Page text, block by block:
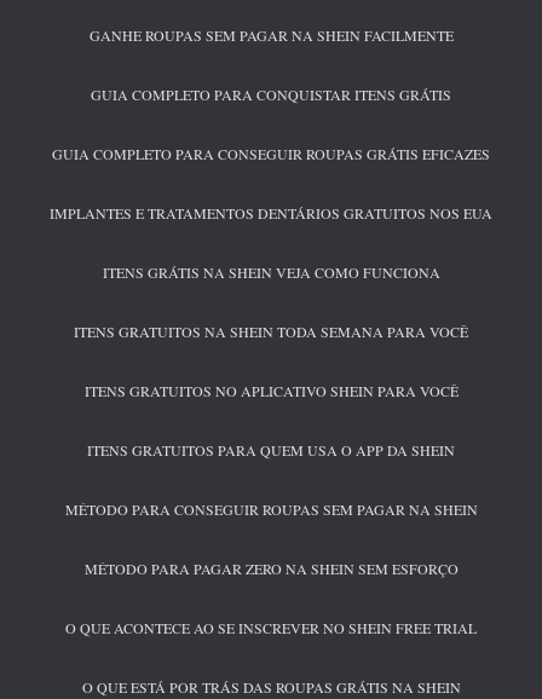
GANHE ROUPAS SEM PAGAR NA SHEIN FACILMENTE
GUIA COMPLETO PARA CONQUISTAR ITENS GRÁTIS
GUIA COMPLETO PARA CONSEGUIR ROUPAS GRÁTIS EFICAZES
IMPLANTES E TRATAMENTOS DENTÁRIOS GRATUITOS NOS EUA
ITENS GRÁTIS NA SHEIN VEJA COMO FUNCIONA
ITENS GRATUITOS NA SHEIN TODA SEMANA PARA VOCÊ
ITENS GRATUITOS NO APLICATIVO SHEIN PARA VOCÊ
ITENS GRATUITOS PARA QUEM USA O APP DA SHEIN
MÉTODO PARA CONSEGUIR ROUPAS SEM PAGAR NA SHEIN
MÉTODO PARA PAGAR ZERO NA SHEIN SEM ESFORÇO
O QUE ACONTECE AO SE INSCREVER NO SHEIN FREE TRIAL
O QUE ESTÁ POR TRÁS DAS ROUPAS GRÁTIS NA SHEIN